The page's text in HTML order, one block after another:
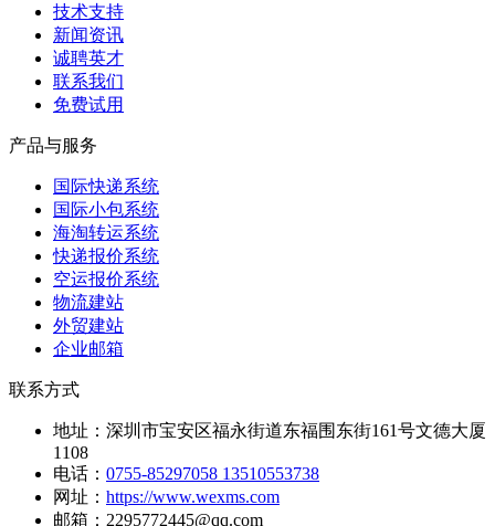
技术支持
新闻资讯
诚聘英才
联系我们
免费试用
产品与服务
国际快递系统
国际小包系统
海淘转运系统
快递报价系统
空运报价系统
物流建站
外贸建站
企业邮箱
联系方式
地址： 深圳市宝安区福永街道东福围东街161号文德大厦
1108
电话： 0755-85297058 13510553738
网址： https://www.wexms.com
邮箱： 2295772445@qq.com